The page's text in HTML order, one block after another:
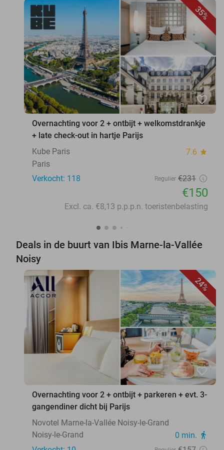
35%
favorite_border
Overnachting voor 2 + ontbijt + welkomstdrankje
+ late check-out in hartje Parijs
Kube Paris
7.6 star
Paris
Verkocht: 118
Regulier €231
€150
Excl. ca. €8,13 p.p.p.n. toeristenbelasting
Deals in de buurt van Ibis Marne-la-Vallée
Noisy
24%
favorite_border
Overnachting voor 2 + ontbijt + parkeren + evt. 3-
gangendiner dicht bij Parijs
Novotel Marne-la-Vallée Noisy-le-Grand
Noisy-le-Grand
0 min. directions_walk